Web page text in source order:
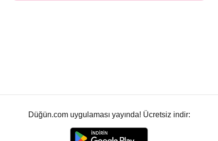
Düğün.com uygulaması yayında! Ücretsiz indir: